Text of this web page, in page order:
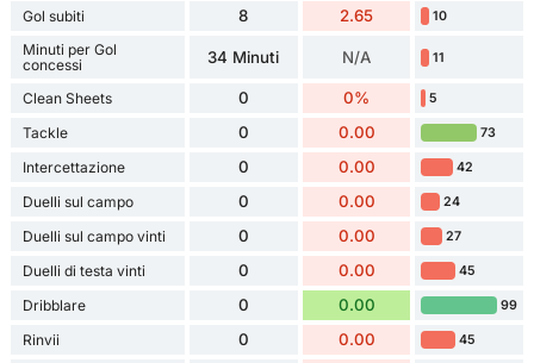
Gol subiti
8 2.65 10
Minuti per Gol
concessi
34 Minuti N/A 11
Clean Sheets 0 0% 5
Tackle 0 0.00 73
Intercettazione 0 0.00 42
Duelli sul campo 0 0.00 24
Duelli sul campo vinti 0 0.00 27
Duelli di testa vinti 0 0.00 45
Dribblare 0 0.00 99
Rinvii 0 0.00 45